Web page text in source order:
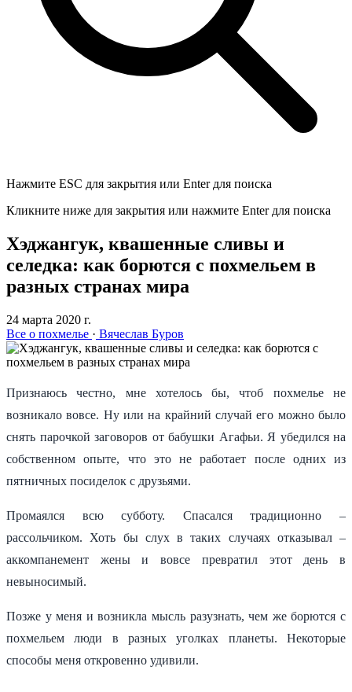
Нажмите ESC для закрытия или Enter для поиска
Кликните ниже для закрытия или нажмите Enter для поиска
Хэджангук, квашенные сливы и
селедка: как борются с похмельем в
разных странах мира
24 марта 2020 г.
Все о похмелье · Вячеслав Буров
Признаюсь честно, мне хотелось бы, чтоб похмелье не
возникало вовсе. Ну или на крайний случай его можно было
снять парочкой заговоров от бабушки Агафьи. Я убедился на
собственном опыте, что это не работает после одних из
пятничных посиделок с друзьями.
Промаялся всю субботу. Спасался традиционно –
рассольчиком. Хоть бы слух в таких случаях отказывал –
аккомпанемент жены и вовсе превратил этот день в
невыносимый.
Позже у меня и возникла мысль разузнать, чем же борются с
похмельем люди в разных уголках планеты. Некоторые
способы меня откровенно удивили.